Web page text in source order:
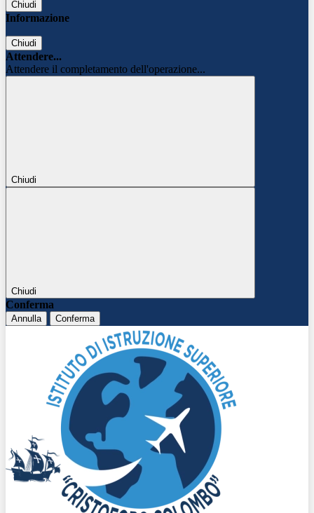
Chiudi
Informazione
Chiudi
Attendere...
Attendere il completamento dell'operazione...
Chiudi
Chiudi
Conferma
Annulla Conferma